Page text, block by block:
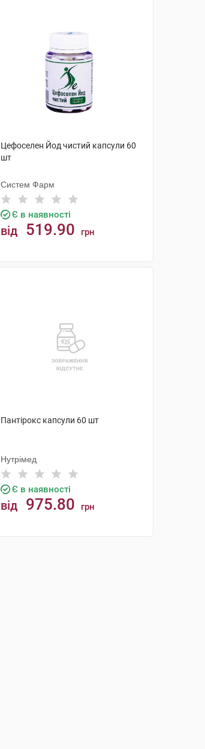
Цефоселен Йод чистий капсули 60
шт
Систем Фарм
Є в наявності
від 519.90 грн
Пантірокс капсули 60 шт
Нутрімед
Є в наявності
від 975.80 грн